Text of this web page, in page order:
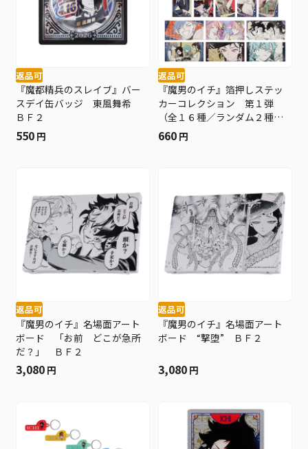
返品可
『魔都精兵のスレイブ』バー
スデイ缶バッジ 東風舞希
ＢＦ２
550 円
返品可
『魔男のイチ』箔押しステッ
カーコレクション 第１弾
（全１６種／ランダム２種入
り） ＢＦ２
660 円
返品可
『魔男のイチ』名場面アート
ボード 「お前 どこが急所
だ？」 ＢＦ２
3,080 円
返品可
『魔男のイチ』名場面アート
ボード “撃堕” ＢＦ２
3,080 円